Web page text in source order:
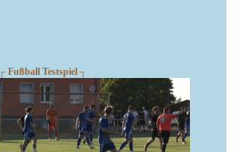
┌ Fußball Testspiel ┐